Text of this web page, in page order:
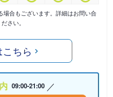
合もございます。詳細はお問い合
さい。
ちら
09:00-21:00